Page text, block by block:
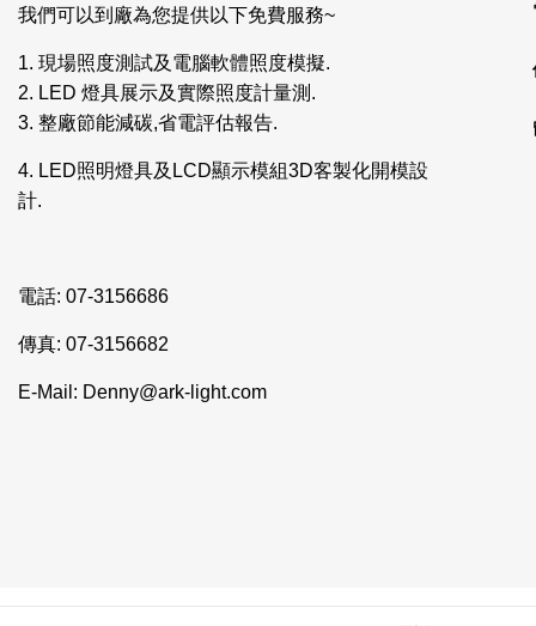
我們可以到廠為您提供以下免費服務~
1. 現場照度測試及電腦軟體照度模擬.
2. LED 燈具展示及實際照度計量測.
3. 整廠節能減碳,省電評估報告.
4. LED照明燈具及LCD顯示模組3D客製化開模設
計.
電話: 07-3156686
傳真: 07-3156682
E-Mail: Denny@ark-light.com